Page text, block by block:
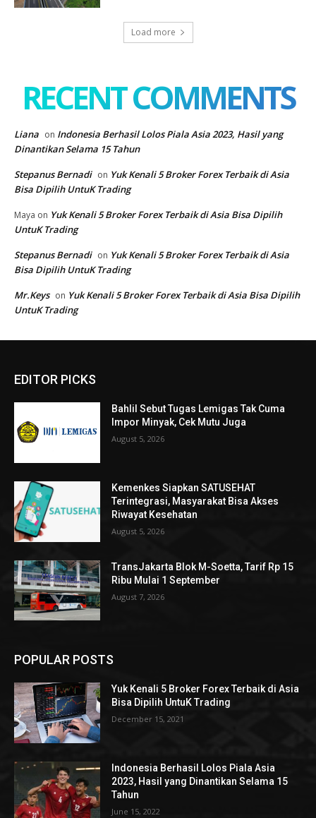
EDITOR PICKS
Bahlil Sebut Tugas Lemigas Tak Cuma
Impor Minyak, Cek Mutu Juga
August 5, 2026
Kemenkes Siapkan SATUSEHAT
Terintegrasi, Masyarakat Bisa Akses
Riwayat Kesehatan
August 5, 2026
TransJakarta Blok M-Soetta, Tarif Rp 15
Ribu Mulai 1 September
August 7, 2026
POPULAR POSTS
Yuk Kenali 5 Broker Forex Terbaik di Asia
Bisa Dipilih UntuK Trading
December 15, 2021
Indonesia Berhasil Lolos Piala Asia
2023, Hasil yang Dinantikan Selama 15
Tahun
June 15, 2022